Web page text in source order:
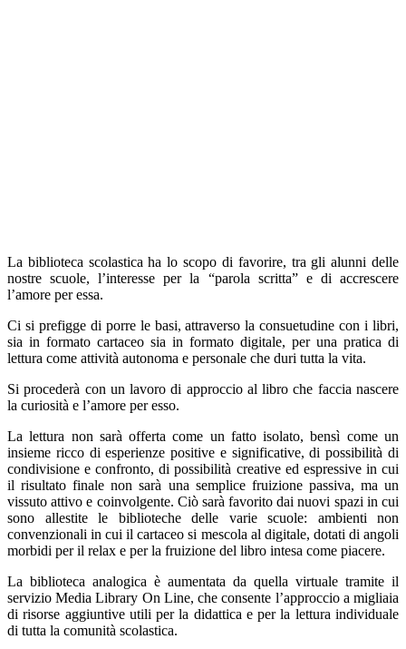
La biblioteca scolastica ha lo scopo di favorire, tra gli alunni delle
nostre scuole, l’interesse per la “parola scritta” e di accrescere
l’amore per essa.
Ci si prefigge di porre le basi, attraverso la consuetudine con i libri,
sia in formato cartaceo sia in formato digitale, per una pratica di
lettura come attività autonoma e personale che duri tutta la vita.
Si procederà con un lavoro di approccio al libro che faccia nascere
la curiosità e l’amore per esso.
La lettura non sarà offerta come un fatto isolato, bensì come un
insieme ricco di esperienze positive e significative, di possibilità di
condivisione e confronto, di possibilità creative ed espressive in cui
il risultato finale non sarà una semplice fruizione passiva, ma un
vissuto attivo e coinvolgente. Ciò sarà favorito dai nuovi spazi in cui
sono allestite le biblioteche delle varie scuole: ambienti non
convenzionali in cui il cartaceo si mescola al digitale, dotati di angoli
morbidi per il relax e per la fruizione del libro intesa come piacere.
La biblioteca analogica è aumentata da quella virtuale tramite il
servizio Media Library On Line, che consente l’approccio a migliaia
di risorse aggiuntive utili per la didattica e per la lettura individuale
di tutta la comunità scolastica.